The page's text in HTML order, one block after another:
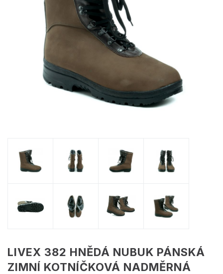
LIVEX 382 HNĚDÁ NUBUK PÁNSKÁ
ZIMNÍ KOTNÍČKOVÁ NADMĚRNÁ